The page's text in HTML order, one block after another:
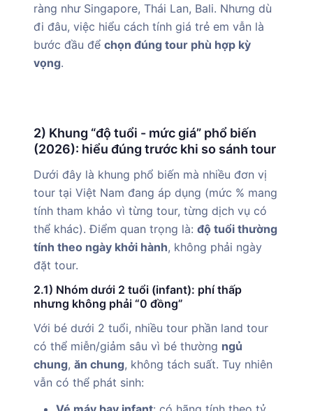
ràng như Singapore, Thái Lan, Bali. Nhưng dù
đi đâu, việc hiểu cách tính giá trẻ em vẫn là
bước đầu để chọn đúng tour phù hợp kỳ
vọng.
2) Khung “độ tuổi - mức giá” phổ biến
(2026): hiểu đúng trước khi so sánh tour
Dưới đây là khung phổ biến mà nhiều đơn vị
tour tại Việt Nam đang áp dụng (mức % mang
tính tham khảo vì từng tour, từng dịch vụ có
thể khác). Điểm quan trọng là: độ tuổi thường
tính theo ngày khởi hành, không phải ngày
đặt tour.
2.1) Nhóm dưới 2 tuổi (infant): phí thấp
nhưng không phải “0 đồng”
Với bé dưới 2 tuổi, nhiều tour phần land tour
có thể miễn/giảm sâu vì bé thường ngủ
chung, ăn chung, không tách suất. Tuy nhiên
vẫn có thể phát sinh: